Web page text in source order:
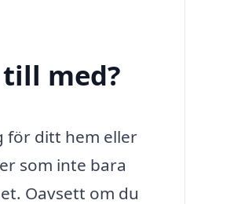
med?
för ditt hem eller
som inte bara
Oavsett om du